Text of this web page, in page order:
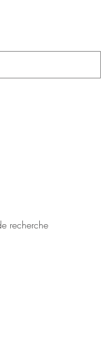
recherche